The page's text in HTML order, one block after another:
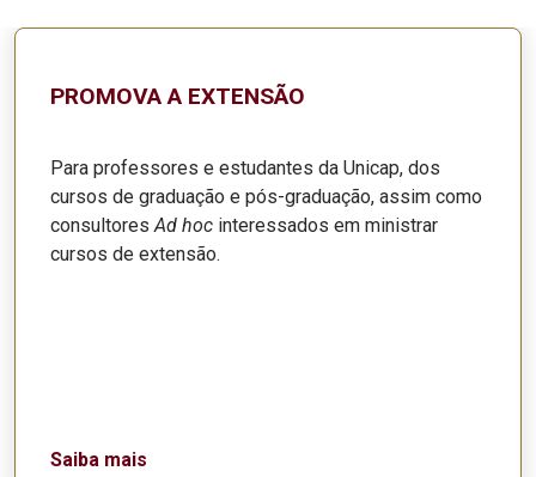
PROMOVA A EXTENSÃO
Para professores e estudantes da Unicap, dos
cursos de graduação e pós-graduação, assim como
consultoresAd hoc interessados em ministrar
cursos de extensão.
Saiba mais